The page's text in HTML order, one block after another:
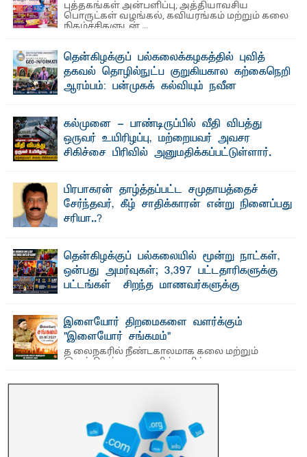
புத்தகங்கள் அன்பளிப்பு, அத்தியாவசிய
பொருட்கள் வழங்கல், கவியரங்கம் மற்றும் கலை
நிகழ்ச்சிகளுடன் ...
தென்கிழக்குப் பல்கலைக்கழகத்தில் புவித்
தகவல் தொழில்நுட்ப குறுகியகால கற்கைநெறி
ஆரம்பம்: பன்முகக் கல்வியும் நவீன
தொழில்நுட்பமும் காலத்தின் தேவை – பீடாதிபதி
பேராசிரியர் எம். எம். பாஸில்
தெ ன்கிழக்குப் பல்கலைக்கழகத்தின் கலை மற்றும் கலாசார
பீடத்தின் புவியியல் துறையினால் ...
கல்முனை - பாண்டிருப்பில் வீதி விபத்து
ஒருவர் உயிரிழப்பு, மற்றையவர் அவசர
சிகிச்சை பிரிவில் அனுமதிக்கப்பட்டுள்ளார்.
பாண்டிருப்பு ...பிரபாகரன் தாழ்த்தப்பட்ட சமுதாயத்தைச்
சேர்ந்தவர், கீழ் சாதிக்காரன் என்று நினைப்பது
சரியா..?
தென்கிழக்குப் பல்கலையில் மூன்று நாட்கள்,
ஒன்பது அமர்வுகள்; 3,397 பட்டதாரிகளுக்கு
பட்டங்கள் – சிறந்த மாணவர்களுக்கு
மற்றும் சிறப்புப் பரிசுகள்
எம்.வை. அமீர்- ஒ லுவிலில் அமைந்துள்ள தென்கிழக்குப்
பல்கலைக்கழகத்தின் 18ஆவது பொதுப் பட்டமளிப்பு விழா ...
இளையோர் திறமைகளை வளர்க்கும்
"இளையோர் சங்கமம்"
த லைநகரில் நீண்டகாலமாக கலை மற்றும்
இலக்கியத் துறைகளில் தனித்துவமான
பணிகளை முன்னெடுத்து வரும் புதிய ...